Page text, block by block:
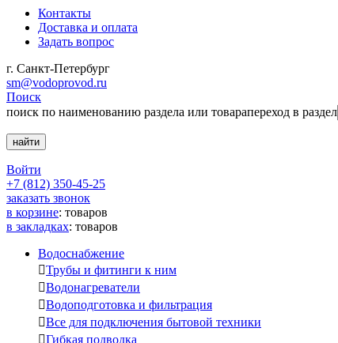
Контакты
Доставка и оплата
Задать вопрос
г. Санкт-Петербург
sm@vodoprovod.ru
Поиск
поиск по наименованию раздела или товарапереход в раздел
Войти
+7 (812) 350-45-25
заказать звонок
в корзине: товаров
в закладках: товаров
Водоснабжение
Трубы и фитинги к ним
Водонагреватели
Водоподготовка и фильтрация
Все для подключения бытовой техники
Гибкая подводка